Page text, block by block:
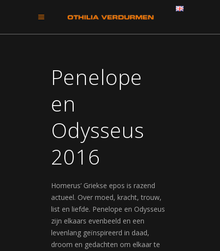
Penelope
en
Odysseus
2016
Homerus’ Griekse epos is razend
actueel. Over moed, kracht, trouw,
list en liefde. Penelope en Odysseus
zijn elkaars evenbeeld en een
levenlang geïnspireerd in daad,
droom en gedachten om elkaar te